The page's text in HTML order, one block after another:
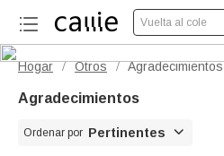
Vuelta al cole
Hogar / Otros / Agradecimientos
Agradecimientos
Ordenar por Pertinentes 